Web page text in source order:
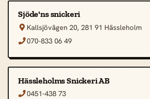
Sjöde'ns snickeri
 Kallsjövägen 20, 281 91 Hässleholm
070-833 06 49
Hässleholms Snickeri AB
0451-438 73